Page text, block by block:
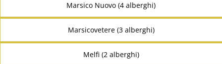
Marsico Nuovo (4 alberghi)
Marsicovetere (3 alberghi)
Melfi (2 alberghi)